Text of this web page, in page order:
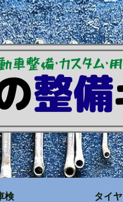
検 タイヤ